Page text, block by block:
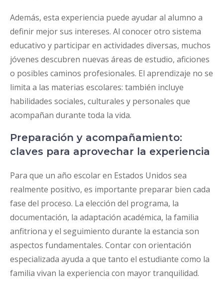
Además, esta experiencia puede ayudar al alumno a
definir mejor sus intereses. Al conocer otro sistema
educativo y participar en actividades diversas, muchos
jóvenes descubren nuevas áreas de estudio, aficiones
o posibles caminos profesionales. El aprendizaje no se
limita a las materias escolares: también incluye
habilidades sociales, culturales y personales que
acompañan durante toda la vida.
Preparación y acompañamiento:
claves para aprovechar la experiencia
Para que un año escolar en Estados Unidos sea
realmente positivo, es importante preparar bien cada
fase del proceso. La elección del programa, la
documentación, la adaptación académica, la familia
anfitriona y el seguimiento durante la estancia son
aspectos fundamentales. Contar con orientación
especializada ayuda a que tanto el estudiante como la
familia vivan la experiencia con mayor tranquilidad.